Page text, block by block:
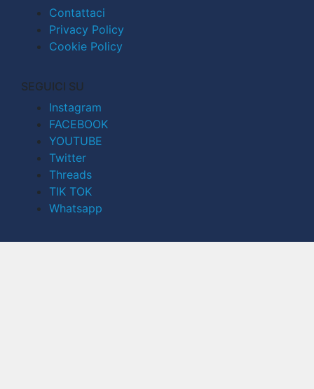
Contattaci
Privacy Policy
Cookie Policy
SEGUICI SU
Instagram
FACEBOOK
YOUTUBE
Twitter
Threads
TIK TOK
Whatsapp